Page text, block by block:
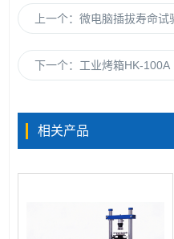
上一个：微电脑插拔寿命试
下一个： 工业烤箱HK-100A
相关产品